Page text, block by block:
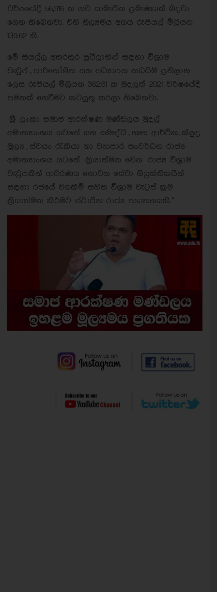
වර්ෂයේදී 56,916 ක නව සාමාජික ප්‍රමාණයක් බදවා
ගෙන තිබෙනවා. එහි මුල්‍යමය අගය රුපියල් මිලියන
139.62 කි.
මේ සියල්ල අතරතුර ප්‍රථිලාභින් සඳහා විශ්‍රාම
වැටුප් , පාරිතෝෂිත සහ අධ්‍යාපන කඩයිම් ප්‍රතිලාභ
ලෙස රුපියල් මිලියන 362.61 ක මුදලක් 2021 වර්ෂයේදී
පමනක් ගෙවීමට කටයුතු කරලා තිබෙනවා.
ශ්‍රී ලංකා සමාජ ආරක්ෂණ මණ්ඩලය මුදල්
අමාත්‍යාංශය යටතේ සහ සමෘද්ධි , ගෘහ ආර්ථික, ක්ෂුද්‍ර
මූල්‍ය , ස්වයං රැකියා හා ව්‍යාපාර සංවර්ධන රාජ්‍ය
අමාත්‍යාංශය යටතේ ක්‍රියාත්මක වෙන රාජ්‍ය විශ්‍රාම
වැටුපකින් ආවරණය නොවන සේවා නියුක්තිකයින්
සඳහා රජයේ වගකීම් සහිත විශ්‍රාම වැටුප් ක්‍රම
ක්‍රියාත්මක කිරීමට ස්ථාපිත රාජ්‍ය ආයතනයකි.”